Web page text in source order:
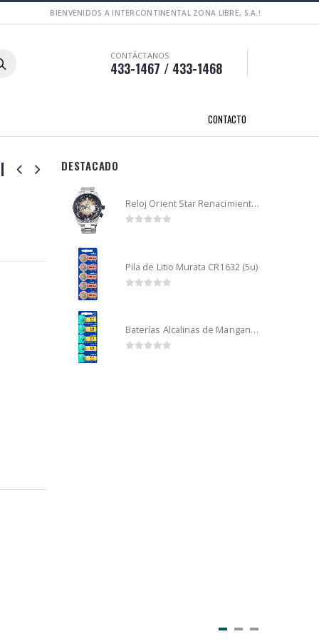
BIENVENIDOS A INTERCONTINENTAL ZONA LIBRE, S.A.!
CONTÁCTANOS
433-1467 / 433-1468
CONTACTO
DESTACADO
Reloj Orient Star Renacimiento mecánico - Retro Future Guitar - RA-AR0303G
Pila de Litio Murata CR1632 (5u)
Baterías Alcalinas de Manganeso Murata 192 (5u)